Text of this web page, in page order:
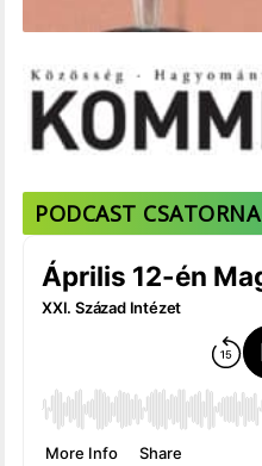
PODCAST CSATORNA